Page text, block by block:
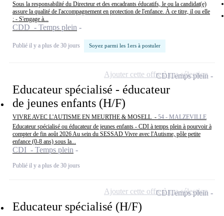
Sous la responsabilité du Directeur et des encadrants éducatifs, le ou la candidat(e)
assure la qualité de l'accompagnement en protection de l'enfance. À ce titre, il ou elle
: - S'engage à...
CDD - Temps plein
Publié il y a plus de 30 jours Soyez parmi les 1ers à postuler
Educateur spécialisé - éducateur
de jeunes enfants (H/F)
VIVRE AVEC L'AUTISME EN MEURTHE & MOSELL - 54 - MALZEVILLE
Educateur spécialisé ou éducateur de jeunes enfants - CDI à temps plein à pourvoir à
compter de fin août 2026 Au sein du SESSAD Vivre avec l'Autisme, pôle petite
enfance (0-8 ans) sous la...
CDI - Temps plein
Publié il y a plus de 30 jours
CDITemps plein
Ajouter cette offre à ma sélection
Educateur spécialisé (H/F)
CDITemps plein
Ajouter cette offre à ma sélection